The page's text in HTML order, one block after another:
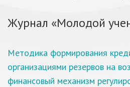
Журнал «Молодой
Методика формирования
организациями резервов на
финансовый механизм